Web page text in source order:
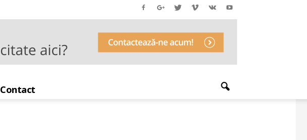
Contact